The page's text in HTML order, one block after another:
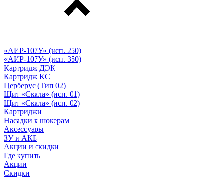
«АИР-107У» (исп. 250)
«АИР-107У» (исп. 350)
Картридж ДЭК
Картридж КС
Церберус (Тип 02)
Щит «Скала» (исп. 01)
Щит «Скала» (исп. 02)
Картриджи
Насадки к шокерам
Аксессуары
ЗУ и АКБ
Акции и скидки
Где купить
Акции
Скидки